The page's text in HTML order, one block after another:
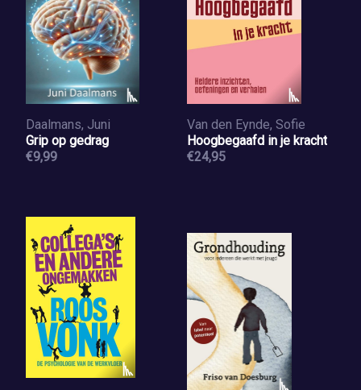
Daalmans, Juni
Grip op gedrag
€9,99
Van den Eynde, Sofie
Hoogbegaafd in je kracht
€24,95